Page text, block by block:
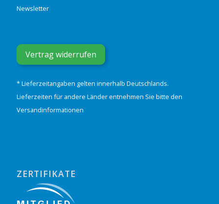
Newsletter
Vertrag widerrufen
* Lieferzeitangaben gelten innerhalb Deutschlands.
Lieferzeiten für andere Länder entnehmen Sie bitte den
Versandinformationen
ZERTIFIKATE